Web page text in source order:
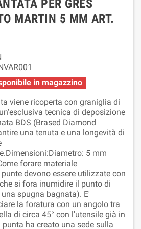
PER GRES
MARTIN 5 MM ART.
in magazzino
viene ricoperta con graniglia di
tecnica di deposizione
BDS (Brased Diamond
una tenuta e una longevità di
5 mm
forare materiale
devono essere utilizzate con
si fora inumidire il punto di
spugna bagnata). E'
la foratura con un angolo tra
di circa 45° con l'utensile già in
ha creato una sede sulla